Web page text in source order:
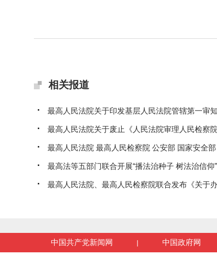
相关报道
最高人民法院关于印发基层人民法院管辖第一审
最高人民法院关于废止《人民法院审理人民检察
最高人民法院 最高人民检察院 公安部 国家安全
最高法等五部门联合开展“播法治种子 树法治信仰
最高人民法院、最高人民检察院联合发布《关于
中国共产党新闻网 | 中国政府网